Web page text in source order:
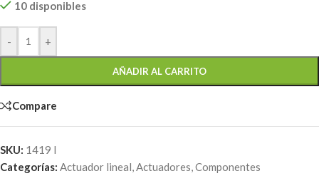
10 disponibles
- +
AÑADIR AL CARRITO
Compare
SKU: 1419 I
Categorías: Actuador lineal,Actuadores,Componentes